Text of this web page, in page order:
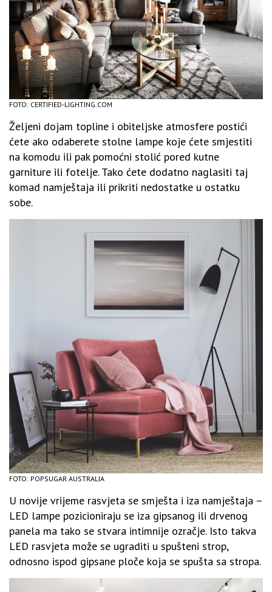
FOTO: CERTIFIED-LIGHTING.COM
Željeni dojam topline i obiteljske atmosfere postići
ćete ako odaberete stolne lampe koje ćete smjestiti
na komodu ili pak pomoćni stolić pored kutne
garniture ili fotelje. Tako ćete dodatno naglasiti taj
komad namještaja ili prikriti nedostatke u ostatku
sobe.
FOTO: POPSUGAR AUSTRALIA
U novije vrijeme rasvjeta se smješta i iza namještaja –
LED lampe pozicioniraju se iza gipsanog ili drvenog
panela ma tako se stvara intimnije ozračje. Isto takva
LED rasvjeta može se ugraditi u spušteni strop,
odnosno ispod gipsane ploče koja se spušta sa stropa.